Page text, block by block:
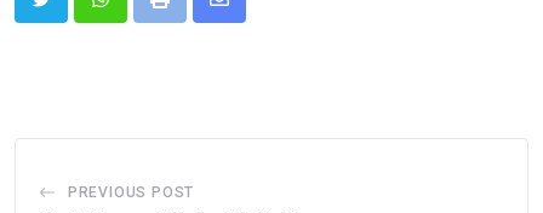
Print
Share
PREVIOUS POST